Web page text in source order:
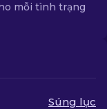
mỗi tình trạng
Súng lục